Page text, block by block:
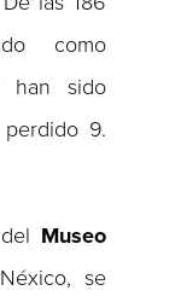
como
han sido
perdido 9.
Museo
se